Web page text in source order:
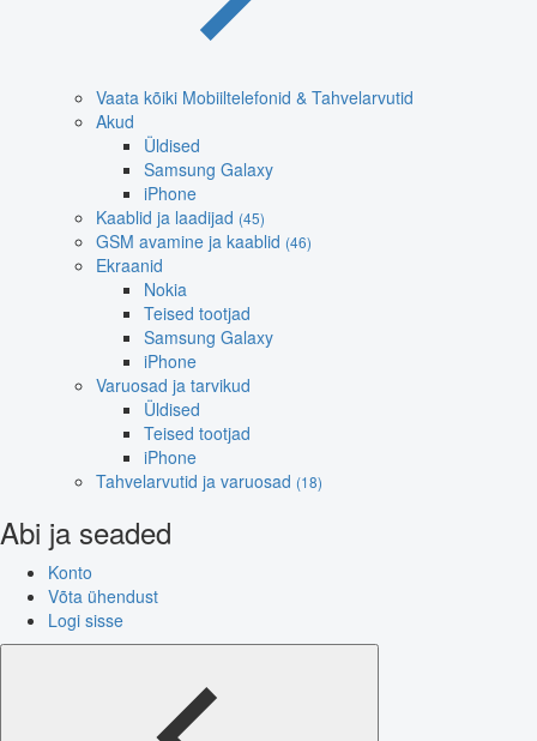
Vaata kõiki Mobiiltelefonid & Tahvelarvutid
Akud
Üldised
Samsung Galaxy
iPhone
Kaablid ja laadijad (45)
GSM avamine ja kaablid (46)
Ekraanid
Nokia
Teised tootjad
Samsung Galaxy
iPhone
Varuosad ja tarvikud
Üldised
Teised tootjad
iPhone
Tahvelarvutid ja varuosad (18)
Abi ja seaded
Konto
Võta ühendust
Logi sisse